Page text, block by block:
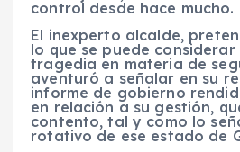
control desde hace mucho.
El inexperto alcalde,
lo que se puede considerar
tragedia en materia de
aventuró a señalar en su
informe de gobierno
en relación a su gestión,
contento, tal y como lo
rotativo de ese estado de